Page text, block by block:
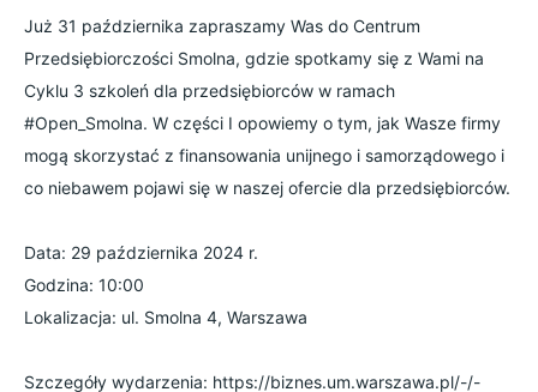
Już 31 października zapraszamy Was do Centrum
Przedsiębiorczości Smolna, gdzie spotkamy się z Wami na
Cyklu 3 szkoleń dla przedsiębiorców w ramach
#Open_Smolna. W części I opowiemy o tym, jak Wasze firmy
mogą skorzystać z finansowania unijnego i samorządowego i
co niebawem pojawi się w naszej ofercie dla przedsiębiorców.
Data: 29 października 2024 r.
Godzina: 10:00
Lokalizacja: ul. Smolna 4, Warszawa
Szczegóły wydarzenia: https://biznes.um.warszawa.pl/-/-